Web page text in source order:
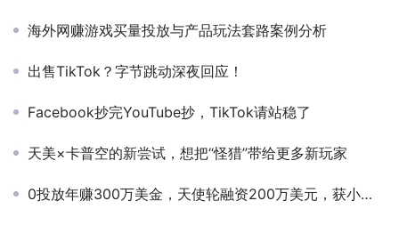
海外网赚游戏买量投放与产品玩法套路案例分析
出售TikTok？字节跳动深夜回应！
Facebook抄完YouTube抄，TikTok请站稳了
天美×卡普空的新尝试，想把“怪猎”带给更多新玩家
0投放年赚300万美金，天使轮融资200万美元，获小米王川跟投，前MiniMax员工创业做AI播客走向北美